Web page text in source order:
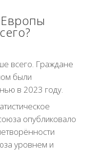
всего. Граждане
были
в 2023 году.
опубликовало
уровнем и